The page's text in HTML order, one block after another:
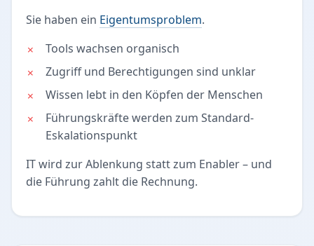
Sie haben ein Eigentumsproblem.
Tools wachsen organisch
Zugriff und Berechtigungen sind unklar
Wissen lebt in den Köpfen der Menschen
Führungskräfte werden zum Standard-
Eskalationspunkt
IT wird zur Ablenkung statt zum Enabler – und
die Führung zahlt die Rechnung.